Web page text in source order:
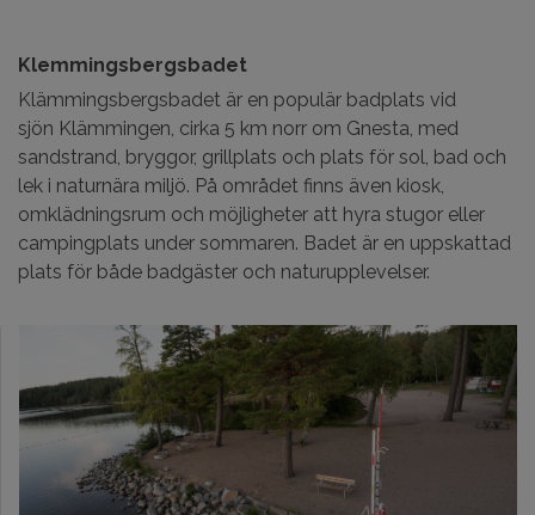
Klemmingsbergsbadet
Klämmingsbergsbadet är en populär badplats vid
sjön Klämmingen, cirka 5 km norr om Gnesta, med
sandstrand, bryggor, grillplats och plats för sol, bad och
lek i naturnära miljö. På området finns även kiosk,
omklädningsrum och möjligheter att hyra stugor eller
campingplats under sommaren. Badet är en uppskattad
plats för både badgäster och naturupplevelser.